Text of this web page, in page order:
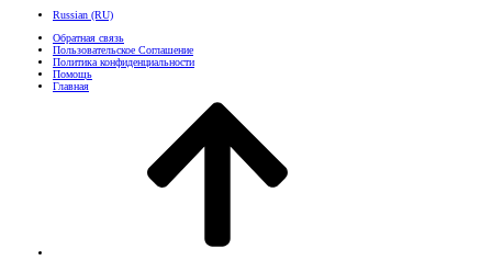
Russian (RU)
Обратная связь
Пользовательское Соглашение
Политика конфиденциальности
Помощь
Главная